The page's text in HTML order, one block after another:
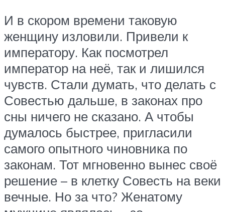
И в скором времени таковую
женщину изловили. Привели к
императору. Как посмотрел
император на неё, так и лишился
чувств. Стали думать, что делать с
Совестью дальше, в законах про
сны ничего не сказано. А чтобы
думалось быстрее, пригласили
самого опытного чиновника по
законам. Тот мгновенно вынес своё
решение – в клетку Совесть на веки
вечные. Но за что? Женатому